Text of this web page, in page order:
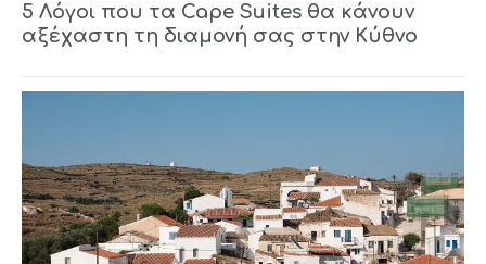
5 Λόγοι που τα Cape Suites θα κάνουν
αξέχαστη τη διαμονή σας στην Κύθνο